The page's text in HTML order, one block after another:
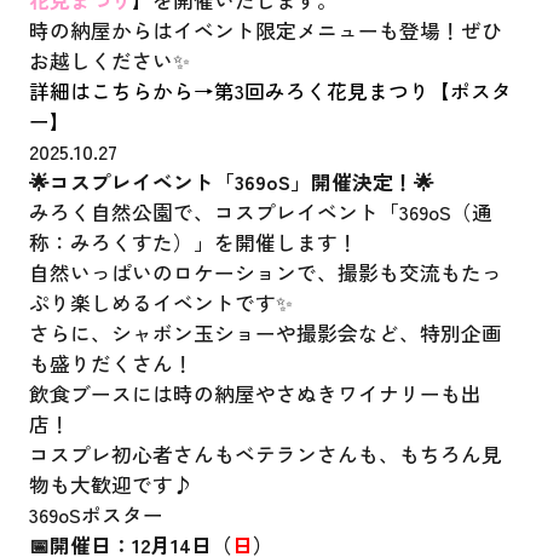
時の納屋からはイベント限定メニューも登場！ぜひ
お越しください✨
詳細はこちらから→第3回みろく花見まつり【ポスタ
ー】
2025.10.27
🌟コスプレイベント「369oS」開催決定！🌟
みろく自然公園で、コスプレイベント「369oS（通
称：みろくすた）」を開催します！
自然いっぱいのロケーションで、撮影も交流もたっ
ぷり楽しめるイベントです✨
さらに、シャボン玉ショーや撮影会など、特別企画
も盛りだくさん！
飲食ブースには時の納屋やさぬきワイナリーも出
店！
コスプレ初心者さんもベテランさんも、もちろん見
物も大歓迎です♪
369oSポスター
📅開催日：12月14日（日）